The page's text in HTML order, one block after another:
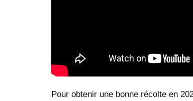
Pour obtenir une bonne récolte en